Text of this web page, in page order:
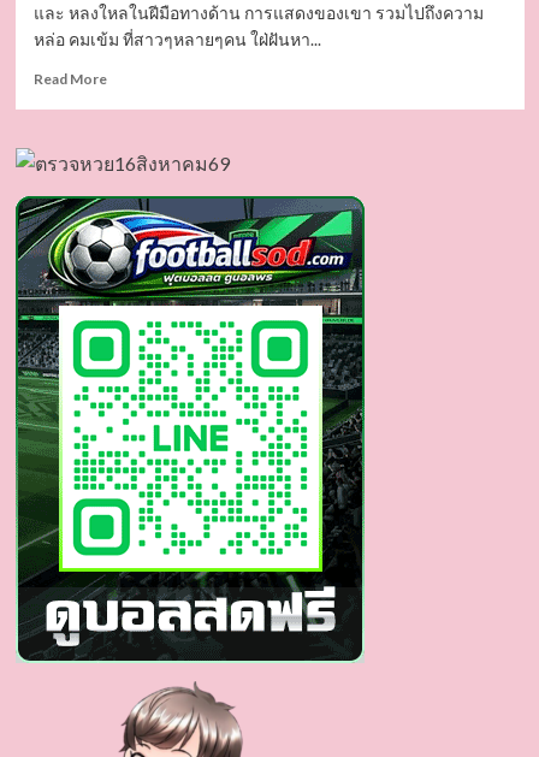
และ หลงใหลในฝีมือทางด้าน การแสดงของเขา รวมไปถึงความ
หล่อ คมเข้ม ที่สาวๆหลายๆคน ใฝ่ฝันหา...
Read MoreRead
ภาค
นัก
แสดง
หนุ่ม
หล่อ
นาย
แบบ
หุ่น
เเซ่บ
ดีกรี
ดาว
ซี
รีส์
วาย